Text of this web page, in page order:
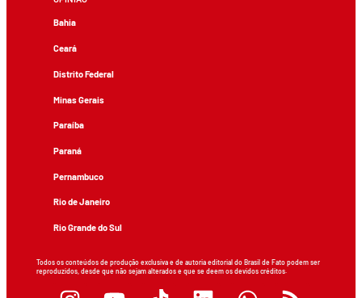
Bahia
Ceará
Distrito Federal
Minas Gerais
Paraíba
Paraná
Pernambuco
Rio de Janeiro
Rio Grande do Sul
Todos os conteúdos de produção exclusiva e de autoria editorial do Brasil de Fato podem ser
reproduzidos, desde que não sejam alterados e que se deem os devidos créditos.